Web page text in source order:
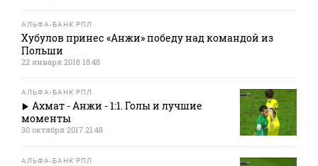
АЛЬФА-БАНК РПЛ
Хубулов принес «Анжи» победу над командой из
Польши
22 января 2018 18:48
АЛЬФА-БАНК РПЛ
Ахмат - Анжи - 1:1. Голы и лучшие
моменты
30 октября 2017 21:48
АЛЬФА-БАНК РПЛ